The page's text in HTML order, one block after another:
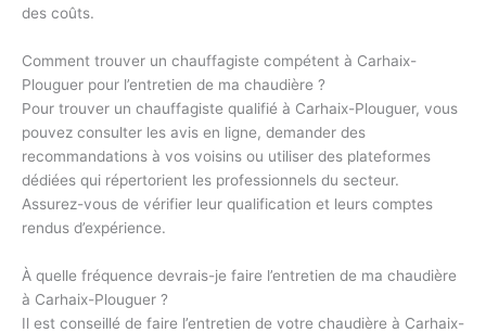
des coûts.
Comment trouver un chauffagiste compétent à Carhaix-
Plouguer pour l’entretien de ma chaudière ?
Pour trouver un chauffagiste qualifié à Carhaix-Plouguer, vous
pouvez consulter les avis en ligne, demander des
recommandations à vos voisins ou utiliser des plateformes
dédiées qui répertorient les professionnels du secteur.
Assurez-vous de vérifier leur qualification et leurs comptes
rendus d’expérience.
À quelle fréquence devrais-je faire l’entretien de ma chaudière
à Carhaix-Plouguer ?
Il est conseillé de faire l’entretien de votre chaudière à Carhaix-